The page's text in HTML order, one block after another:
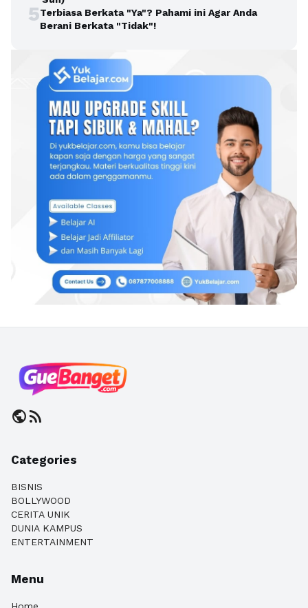
5Terbiasa Berkata "Ya"? Pahami ini Agar Anda
Berani Berkata "Tidak"!
publicrss_feed
Categories
BISNIS
BOLLYWOOD
CERITA UNIK
DUNIA KAMPUS
ENTERTAINMENT
Menu